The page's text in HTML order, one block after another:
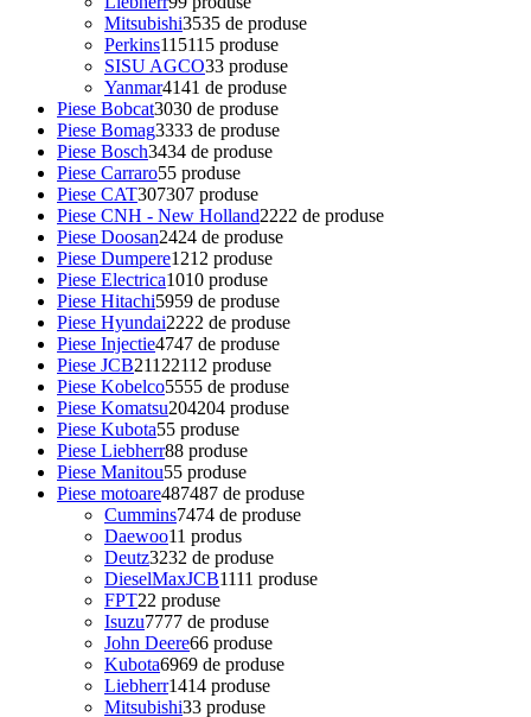
Mitsubishi3535 de produse
Perkins115115 produse
SISU AGCO33 produse
Yanmar4141 de produse
Piese Bobcat3030 de produse
Piese Bomag3333 de produse
Piese Bosch3434 de produse
Piese Carraro55 produse
Piese CAT307307 produse
Piese CNH - New Holland2222 de produse
Piese Doosan2424 de produse
Piese Dumpere1212 produse
Piese Electrica1010 produse
Piese Hitachi5959 de produse
Piese Hyundai2222 de produse
Piese Injectie4747 de produse
Piese JCB21122112 produse
Piese Kobelco5555 de produse
Piese Komatsu204204 produse
Piese Kubota55 produse
Piese Liebherr88 produse
Piese Manitou55 produse
Piese motoare487487 de produse
Cummins7474 de produse
Daewoo11 produs
Deutz3232 de produse
DieselMaxJCB1111 produse
FPT22 produse
Isuzu7777 de produse
John Deere66 produse
Kubota6969 de produse
Liebherr1414 produse
Mitsubishi33 produse